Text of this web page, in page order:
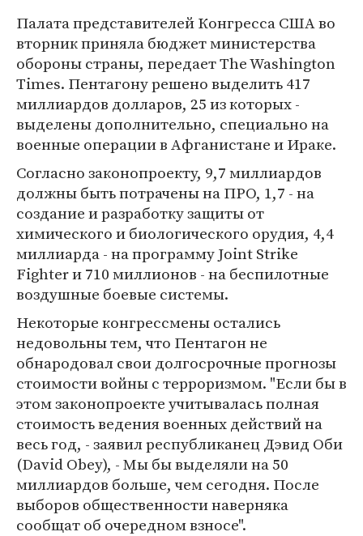
Палата представителей Конгресса США во
вторник приняла бюджет министерства
обороны страны, передает The Washington
Times. Пентагону решено выделить 417
миллиардов долларов, 25 из которых -
выделены дополнительно, специально на
военные операции в Афганистане и Ираке.
Согласно законопроекту, 9,7 миллиардов
должны быть потрачены на ПРО, 1,7 - на
создание и разработку защиты от
химического и биологического орудия, 4,4
миллиарда - на программу Joint Strike
Fighter и 710 миллионов - на беспилотные
воздушные боевые системы.
Некоторые конгрессмены остались
недовольны тем, что Пентагон не
обнародовал свои долгосрочные прогнозы
стоимости войны с терроризмом. "Если бы в
этом законопроекте учитывалась полная
стоимость ведения военных действий на
весь год, - заявил республиканец Дэвид Оби
(David Obey), - Мы бы выделяли на 50
миллиардов больше, чем сегодня. После
выборов общественности наверняка
сообщат об очередном взносе".